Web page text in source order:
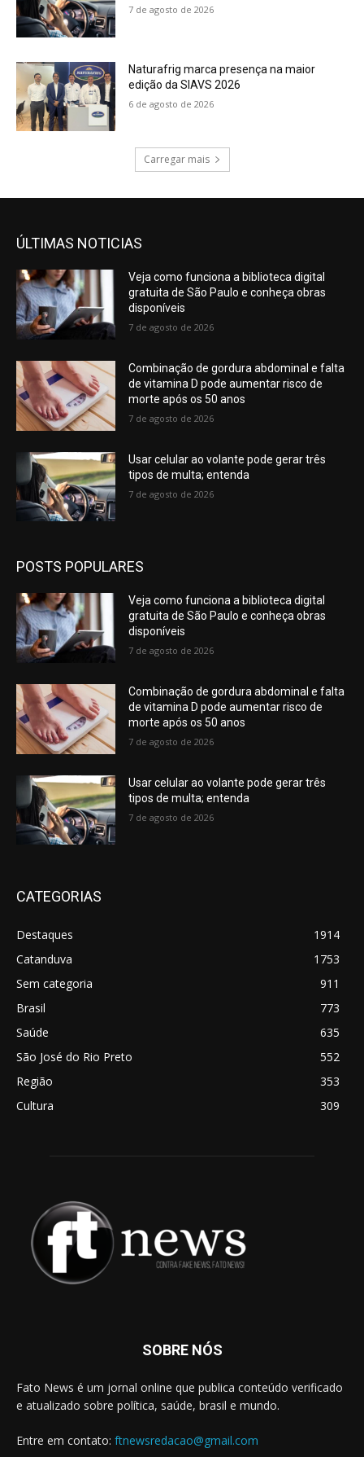
7 de agosto de 2026
Naturafrig marca presença na maior
edição da SIAVS 2026
6 de agosto de 2026
Carregar mais
ÚLTIMAS NOTICIAS
Veja como funciona a biblioteca digital
gratuita de São Paulo e conheça obras
disponíveis
7 de agosto de 2026
Combinação de gordura abdominal e falta
de vitamina D pode aumentar risco de
morte após os 50 anos
7 de agosto de 2026
Usar celular ao volante pode gerar três
tipos de multa; entenda
7 de agosto de 2026
POSTS POPULARES
Veja como funciona a biblioteca digital
gratuita de São Paulo e conheça obras
disponíveis
7 de agosto de 2026
Combinação de gordura abdominal e falta
de vitamina D pode aumentar risco de
morte após os 50 anos
7 de agosto de 2026
Usar celular ao volante pode gerar três
tipos de multa; entenda
7 de agosto de 2026
CATEGORIAS
Destaques
1914
Catanduva
1753
Sem categoria
911
Brasil
773
Saúde
635
São José do Rio Preto
552
Região
353
Cultura
309
SOBRE NÓS
Fato News é um jornal online que publica conteúdo verificado
e atualizado sobre política, saúde, brasil e mundo.
Entre em contato: ftnewsredacao@gmail.com